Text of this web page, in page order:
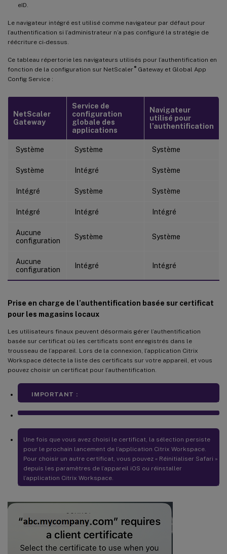
eID.
Le navigateur intégré est utilisé comme navigateur par défaut pour
l’authentification si l’administrateur n’a pas configuré la stratégie de
réécriture ci-dessus.
Ce tableau répertorie les navigateurs utilisés pour l’authentification en
fonction de la configuration sur NetScaler ®Gateway et Global App
Config Service :
NetScaler
Gateway
Service de
configuration
globale des
applications
Navigateur
utilisé pour
l’authentification
Système Système Système
Système Intégré Système
Intégré Système Système
Intégré Intégré Intégré
Aucune
configuration
Système Système
Aucune
configuration
Intégré Intégré
Prise en charge de l’authentification basée sur certificat
pour les magasins locaux
Les utilisateurs finaux peuvent désormais gérer l’authentification
basée sur certificat où les certificats sont enregistrés dans le
trousseau de l’appareil. Lors de la connexion, l’application Citrix
Workspace détecte la liste des certificats sur votre appareil, et vous
pouvez choisir un certificat pour l’authentification.
IMPORTANT :
Une fois que vous avez choisi le certificat, la sélection persiste
pour le prochain lancement de l’application Citrix Workspace.
Pour choisir un autre certificat, vous pouvez « Réinitialiser Safari »
depuis les paramètres de l’appareil iOS ou réinstaller
l’application Citrix Workspace.